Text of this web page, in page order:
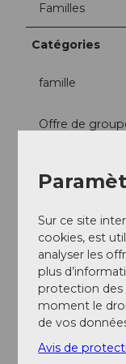
Familles
Catégories
famille
Offre de
Personnes
CHF 9 (hôtes
Information sur
enfants de plus
Langues
Allemand
Prestations
Sur ce site
cookies, est
analyser les
plus
protection des
moment le
de vos
Avis de